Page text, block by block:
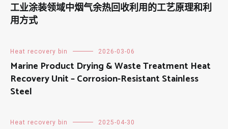
工业涂装领域中烟气余热回收利用的工艺原理和利
用方式
Heat recovery bin 2026-03-06
Marine Product Drying & Waste Treatment Heat
Recovery Unit – Corrosion-Resistant Stainless
Steel
Heat recovery bin 2025-04-30